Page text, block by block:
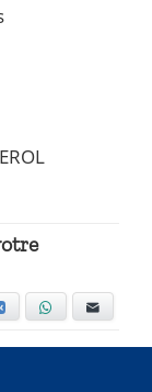
VKontakteWhatsApp